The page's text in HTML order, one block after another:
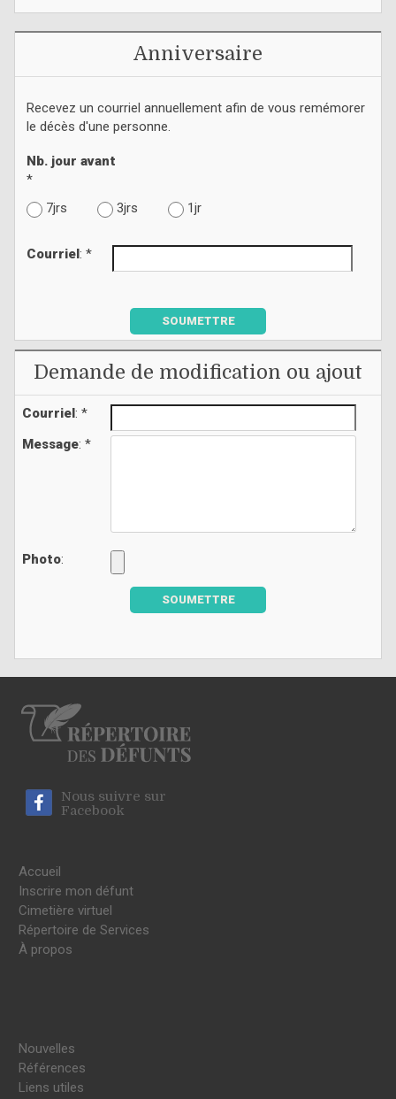
Anniversaire
Recevez un courriel annuellement afin de vous remémorer
le décès d'une personne.
Nb. jour avant
*
7jrs
3jrs 1jr
Courriel : *
SOUMETTRE
Demande de modification ou ajout
Courriel: *
Message: *
Photo:
SOUMETTRE
Nous suivre sur
Facebook
Accueil
Inscrire mon défunt
Cimetière virtuel
Répertoire de Services
À propos
Nouvelles
Références
Liens utiles